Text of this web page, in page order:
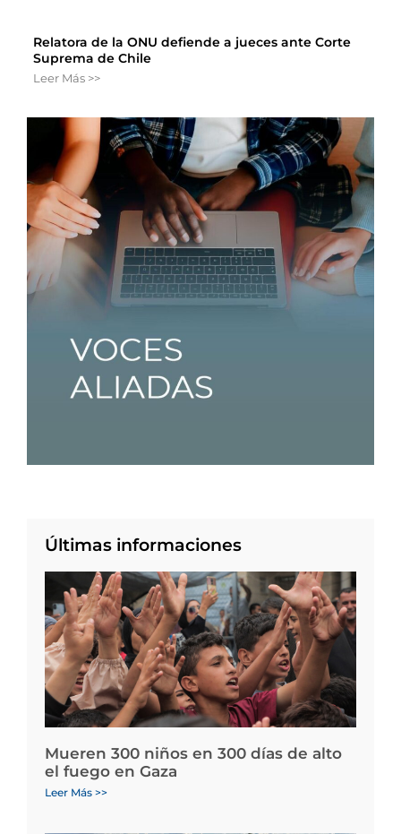
Relatora de la ONU defiende a jueces ante Corte
Suprema de Chile
Leer Más >>
Últimas informaciones
Mueren 300 niños en 300 días de alto
el fuego en Gaza
Leer Más >>